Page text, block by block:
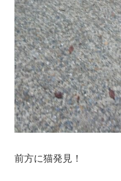
前方に猫発見！